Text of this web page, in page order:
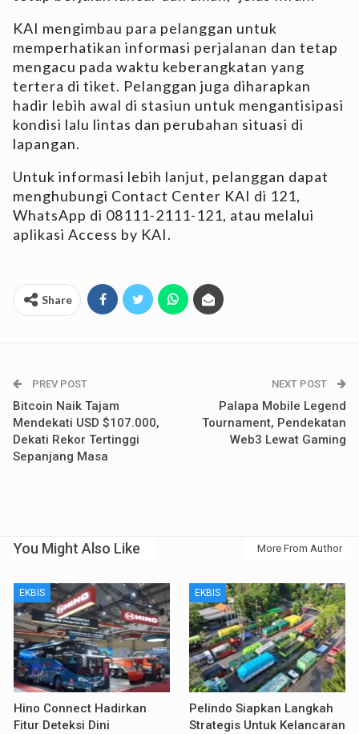
KAI mengimbau para pelanggan untuk
memperhatikan informasi perjalanan dan tetap
mengacu pada waktu keberangkatan yang
tertera di tiket. Pelanggan juga diharapkan
hadir lebih awal di stasiun untuk mengantisipasi
kondisi lalu lintas dan perubahan situasi di
lapangan.
Untuk informasi lebih lanjut, pelanggan dapat
menghubungi Contact Center KAI di 121,
WhatsApp di 08111-2111-121, atau melalui
aplikasi Access by KAI.
Share
PREV POST
Bitcoin Naik Tajam
Mendekati USD $107.000,
Dekati Rekor Tertinggi
Sepanjang Masa
NEXT POST
Palapa Mobile Legend
Tournament, Pendekatan
Web3 Lewat Gaming
You Might Also Like More From Author
EKBIS
Hino Connect Hadirkan
Fitur Deteksi Dini
EKBIS
Pelindo Siapkan Langkah
Strategis Untuk Kelancaran